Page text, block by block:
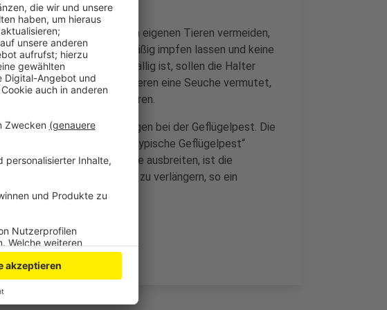
Wildtieren und den eigenen Tieren vermeiden,
trennen, die Tiere regelmäßig impfen lassen und keine
Wenn ein Tier auffällig ist, sollen die Halter
bei Stalltieren oder Wildtieren eine Seuche vermutet,
die Kadaver nicht berühren.
zu den Vorkehrungen bei der Geflügelpest. Die
und wird deshalb auch „atypische Geflügelpest“
nicht in unserer Nähe ausbreiten, ist die
Aufstallungsgebot weiter zu verlängern, so ein